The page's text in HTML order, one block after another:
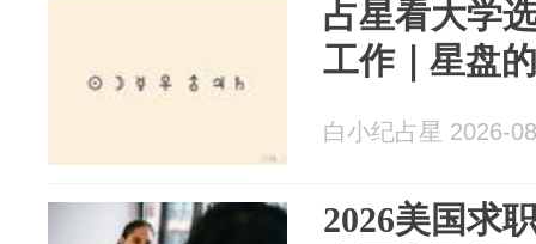
占星看大学
工作｜星盘
白小纪占星 2026-
2026美国求